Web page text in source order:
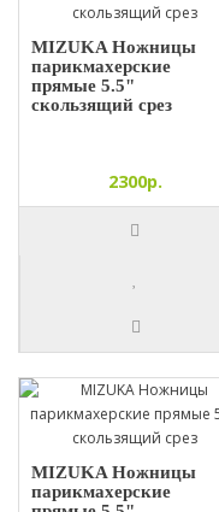
MIZUKA Ножницы
парикмахерские
прямые 5.5"
скользящий срез
2300р.
MIZUKA Ножницы
парикмахерские